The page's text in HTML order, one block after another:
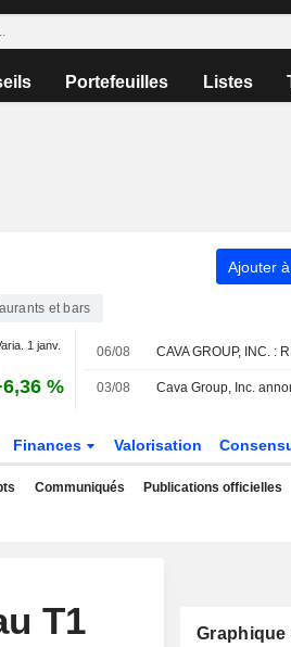
Portefeuilles Listes
Ajouter
et bars
1 janv.
%
06/08
03/08
Finances Valorisation
Communiqués Publications officielles
T1
Graphique